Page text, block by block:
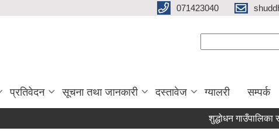
071423040
प्रतिवेदन सूचना तथा जानकारी दस्तावेज ग्यालरी सम्पर्क
शुद्धोधन गाउँपालिका